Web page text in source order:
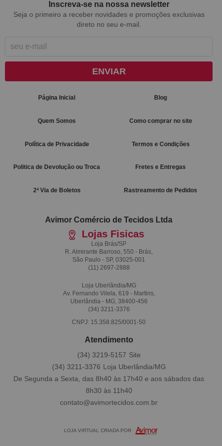
Inscreva-se na nossa newsletter
Seja o primeiro a receber novidades e promoções exclusivas
direto no seu e-mail.
ENVIAR
Página Inicial Blog
Quem Somos Como comprar no site
Política de Privacidade Termos e Condições
Politica de Devolução ou Troca Fretes e Entregas
2ª Via de Boletos Rastreamento de Pedidos
Avimor Comércio de Tecidos Ltda
Lojas Fisicas
Loja Brás/SP
R. Almirante Barroso, 550 - Brás,
São Paulo - SP, 03025-001
(11) 2697-2888
Loja Uberlândia/MG
Av. Fernando Vilela, 619 - Martins,
Uberlândia - MG, 38400-456
(34) 3211-3376
CNPJ: 15.358.825/0001-50
Atendimento
(34) 3211-3376
(34) 3219-5157
De Segunda a Sexta, das 8h40 às 17h40 e aos sábados das
8h30 às 11h40
contato@avimortecidos.com.br
LOJA VIRTUAL CRIADA POR